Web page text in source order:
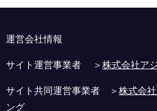
運営会社情報
サイト運営事業者 ＞株式会社ア
サイト共同運営事業者 ＞株式会
ング